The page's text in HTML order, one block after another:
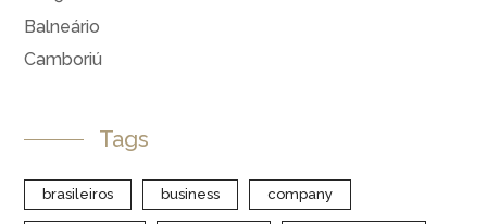
Tags
brasileiros business company